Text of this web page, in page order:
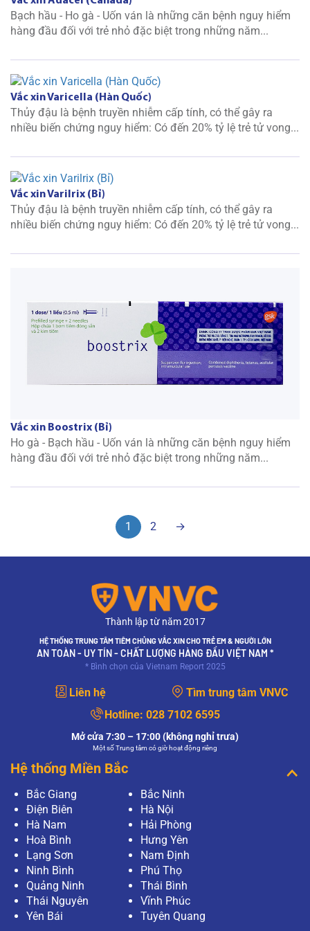
Bạch hầu - Ho gà - Uốn ván là những căn bệnh nguy hiểm
hàng đầu đối với trẻ nhỏ đặc biệt trong những năm...
Vắc xin Varicella (Hàn Quốc)
Thủy đậu là bệnh truyền nhiễm cấp tính, có thể gây ra
nhiều biến chứng nguy hiểm: Có đến 20% tỷ lệ trẻ tử vong...
Vắc xin Varilrix (Bỉ)
Thủy đậu là bệnh truyền nhiễm cấp tính, có thể gây ra
nhiều biến chứng nguy hiểm: Có đến 20% tỷ lệ trẻ tử vong...
Vắc xin Boostrix (Bỉ)
Ho gà - Bạch hầu - Uốn ván là những căn bệnh nguy hiểm
hàng đầu đối với trẻ nhỏ đặc biệt trong những năm...
1 2 →
Thành lập từ năm 2017
HỆ THỐNG TRUNG TÂM TIÊM CHỦNG VẮC XIN CHO TRẺ EM & NGƯỜI LỚN
AN TOÀN - UY TÍN - CHẤT LƯỢNG HÀNG ĐẦU VIỆT NAM *
* Bình chọn của Vietnam Report 2025
Liên hệ
Tìm trung tâm VNVC
Hotline: 028 7102 6595
Mở cửa 7:30 – 17:00 (không nghỉ trưa)
Một số Trung tâm có giờ hoạt động riêng
Hệ thống Miền Bắc
Bắc Giang
Bắc Ninh
Điện Biên
Hà Nội
Hà Nam
Hải Phòng
Hoà Bình
Hưng Yên
Lạng Sơn
Nam Định
Ninh Bình
Phú Thọ
Quảng Ninh
Thái Bình
Thái Nguyên
Vĩnh Phúc
Yên Bái
Tuyên Quang